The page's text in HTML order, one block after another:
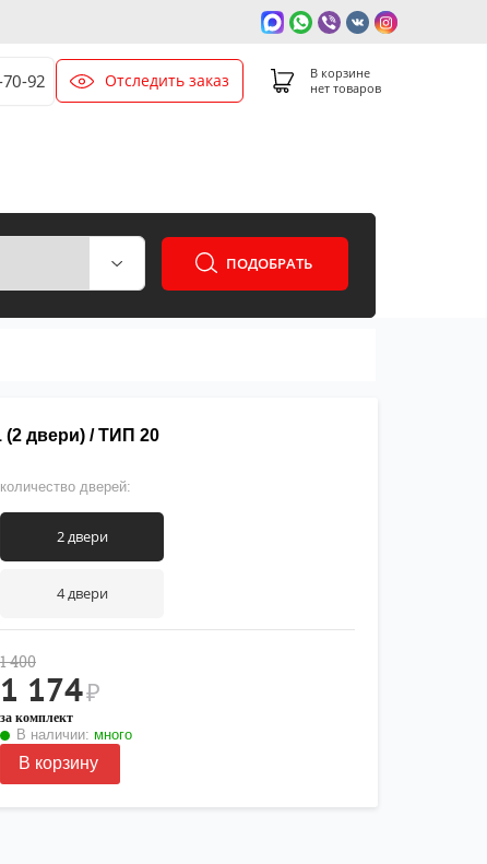
92 Отследить заказ
В корзине
нет товаров
ПОДОБРАТЬ
(2 двери) / ТИП 20
количество дверей:
2 двери
4 двери
1 400
1 174₽
за комплект
В наличии: много
В корзину